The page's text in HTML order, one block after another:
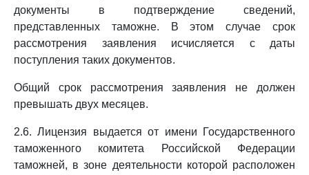
документы в подтверждение сведений,
представленных таможне. В этом случае срок
рассмотрения заявления исчисляется с даты
поступления таких документов.
Общий срок рассмотрения заявления не должен
превышать двух месяцев.
2.6. Лицензия выдается от имени Государственного
таможенного комитета Российской Федерации
таможней, в зоне деятельности которой расположен